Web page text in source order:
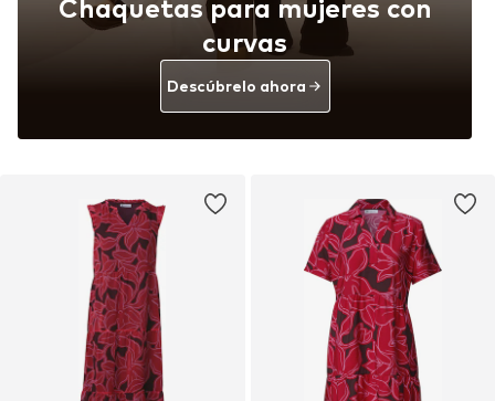
Chaquetas para mujeres con
curvas
Descúbrelo ahora